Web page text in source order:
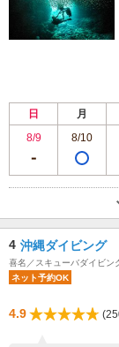
日 月
8/9
8/10
4 沖縄ダイビング
喜名／スキューバダイビン
ネット予約OK
4.9